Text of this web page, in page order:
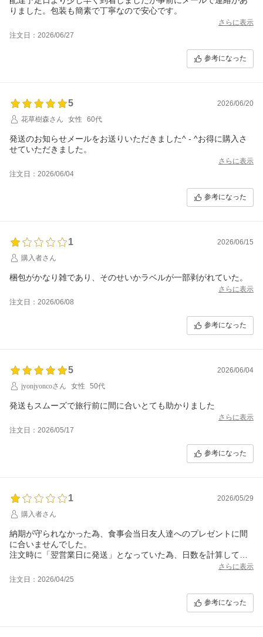
りました。包装も簡素で丁寧なので安心です。
さらに表示
注文日：2026/06/27
参考になった
5
2026/06/20
花草樹森さん
女性 60代
発送のお知らせメールをお送りいただきました^ - ^お得に購入さ
さらに表示
注文日：2026/06/04
参考になった
1
2026/06/15
購入者さん
梱包がかなり雑であり、そのせいかラベルが一部剥がれていた。
さらに表示
注文日：2026/06/08
参考になった
5
2026/06/04
jyonjyoncoさん
女性 50代
発送もスムーズで旅行前に間に合いとても助かりました
さらに表示
注文日：2026/05/17
参考になった
1
2026/05/29
購入者さん
納期が守られなかった為、食事会当日友人達へのプレゼントに間
に合いませんでした。
注文時に「翌営業日に発送」となっていた為、日数を計算して購
土曜日の夜注文。本来なら月曜日発送、水曜日着の予定ですが、
答。ここで既に「翌日発送」ではなく3日も遅延しています。
友人達には渡す約束をしていたのでキャンセルはしませんでした
さらに表示
注文日：2026/04/25
参考になった